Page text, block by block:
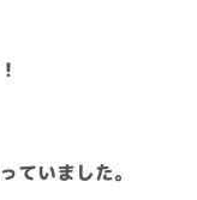
ていました。